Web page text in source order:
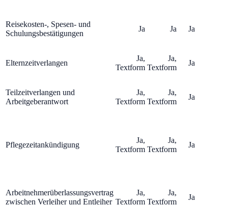
Reisekosten-, Spesen- und
Schulungsbestätigungen
Ja Ja Ja
Elternzeitverlangen
Ja,
Textform
Ja,
Textform
Ja
Teilzeitverlangen und
Arbeitgeberantwort
Ja,
Textform
Ja,
Textform
Ja
Pflegezeitankündigung
Ja,
Textform
Ja,
Textform
Ja
Arbeitnehmerüberlassungsvertrag
zwischen Verleiher und Entleiher
Ja,
Textform
Ja,
Textform
Ja